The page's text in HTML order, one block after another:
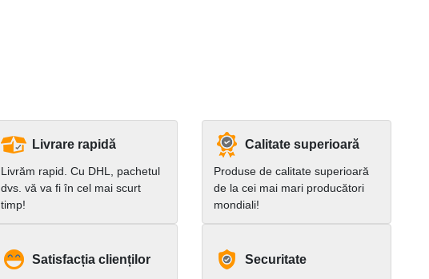
Livrare rapidă
Livrăm rapid. Cu DHL, pachetul
dvs. vă va fi în cel mai scurt
timp!
Calitate superioară
Produse de calitate superioară
de la cei mai mari producători
mondiali!
Satisfacția clienților Securitate